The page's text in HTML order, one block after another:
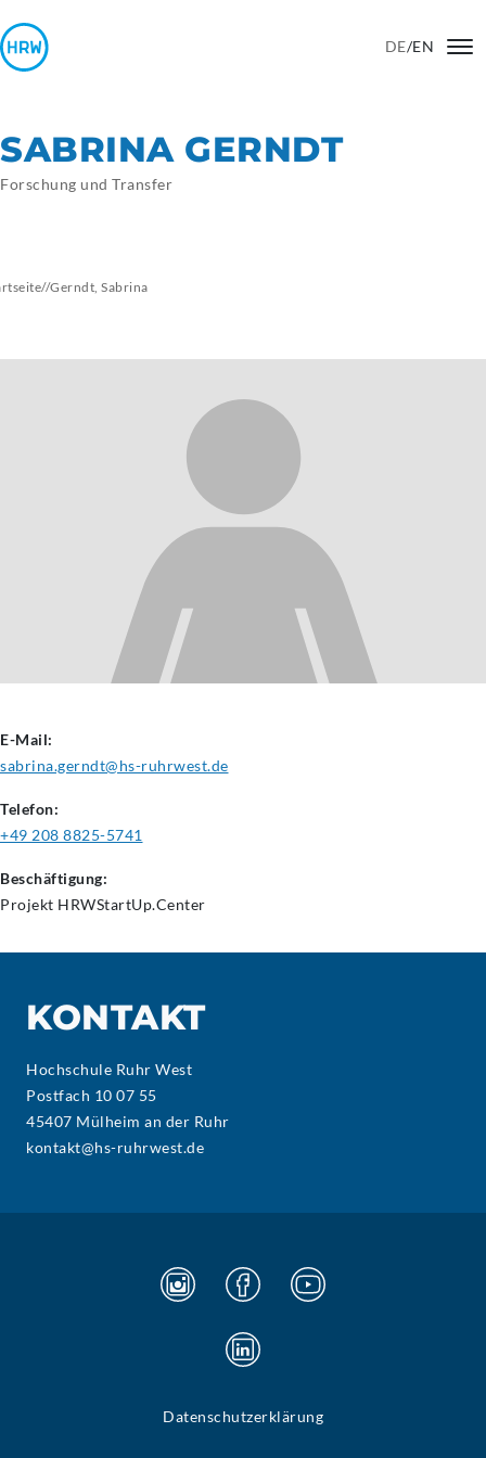
DE/EN
SABRINA GERNDT
Forschung und Transfer
//Gerndt, Sabrina
E-Mail:
sabrina.gerndt@hs-ruhrwest.de
Telefon:
+49 208 8825-5741
Beschäftigung:
Projekt HRWStartUp.Center
KONTAKT
Hochschule Ruhr West
Postfach 10 07 55
45407 Mülheim an der Ruhr
kontakt@hs-ruhrwest.de
Datenschutzerklärung